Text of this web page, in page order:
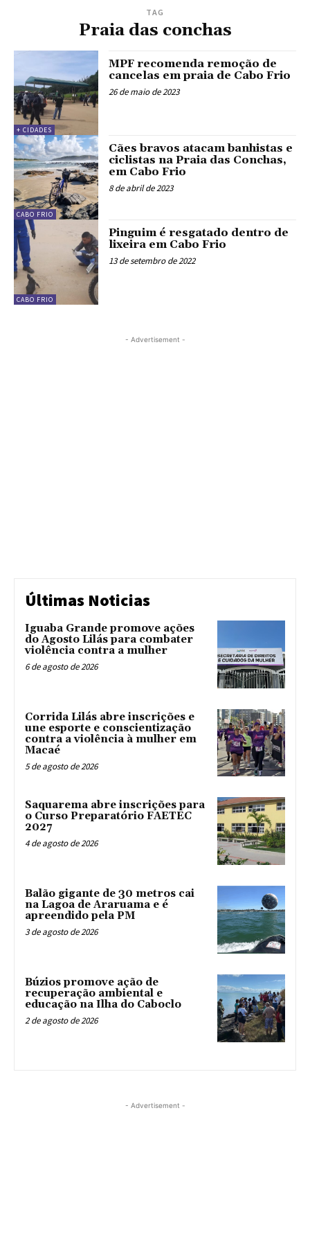
TAG
Praia das conchas
+ CIDADES
MPF recomenda remoção de
cancelas em praia de Cabo Frio
26 de maio de 2023
CABO FRIO
Cães bravos atacam banhistas e
ciclistas na Praia das Conchas,
em Cabo Frio
8 de abril de 2023
CABO FRIO
Pinguim é resgatado dentro de
lixeira em Cabo Frio
13 de setembro de 2022
- Advertisement -
Últimas Noticias
Iguaba Grande promove ações
do Agosto Lilás para combater
violência contra a mulher
6 de agosto de 2026
Corrida Lilás abre inscrições e
une esporte e conscientização
contra a violência à mulher em
Macaé
5 de agosto de 2026
Saquarema abre inscrições para
o Curso Preparatório FAETEC
2027
4 de agosto de 2026
Balão gigante de 30 metros cai
na Lagoa de Araruama e é
apreendido pela PM
3 de agosto de 2026
Búzios promove ação de
recuperação ambiental e
educação na Ilha do Caboclo
2 de agosto de 2026
- Advertisement -